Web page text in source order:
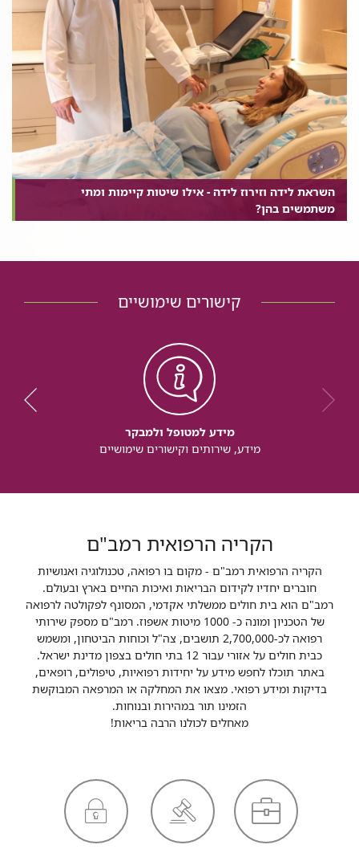
השראת לידה וזירוז לידה - אילו שיטות קיימות ומתי
משתמשים בהן?
קישורים שימושיים
מידע למטופל ולמבקר
מידע, שירותים וקישורים שימושיים
הקריה הרפואית רמב"ם
הקריה הרפואית רמב"ם - מקום בו רפואה, טכנולוגיה ואנושיות
חוברים יחדיו לקידום הבריאות ואיכות החיים בארץ ובעולם.
רמב"ם הוא בית חולים ממשלתי אקדמי, המסונף לפקולטה לרפואה
של הטכניון ומונה כ- 1000 מיטות אשפוז. רמב"ם מספק שירותי
רפואה לכ-2,700,000 תושבים, צה"ל וכוחות הביטחון, ומשמש
כבית חולים על אזורי עבור 12 בתי חולים בצפון מדינת ישראל.
באתר תוכלו לחפש מידע על יחידות רפואיות, טיפולים, רופאים,
בדיקות ומידע רפואי. מצאו את המחלקה או המרפאה המבוקשת
הזמינו תור במהירות ובנוחות.
מאחלים לכולנו הרבה בריאות!